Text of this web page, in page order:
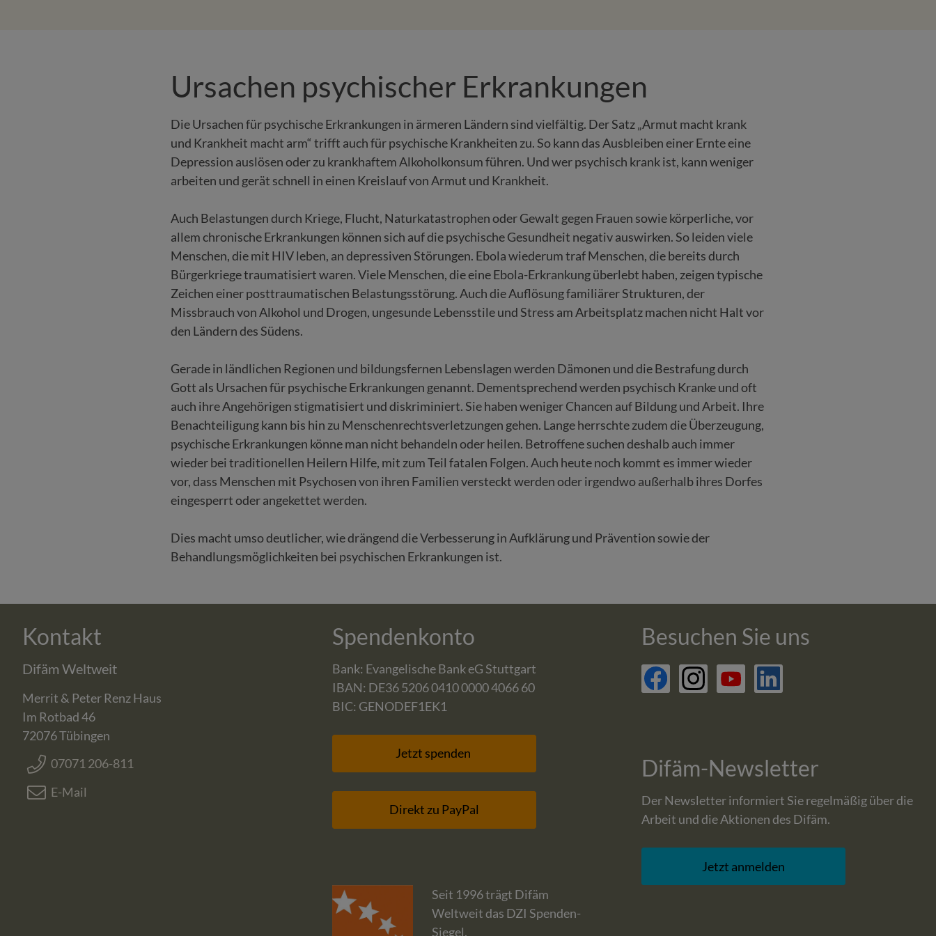
Ursachen psychischer Erkrankungen
Die Ursachen für psychische Erkrankungen in ärmeren Ländern sind vielfältig. Der Satz „Armut macht krank
und Krankheit macht arm“ trifft auch für psychische Krankheiten zu. So kann das Ausbleiben einer Ernte eine
Depression auslösen oder zu krankhaftem Alkoholkonsum führen. Und wer psychisch krank ist, kann weniger
arbeiten und gerät schnell in einen Kreislauf von Armut und Krankheit.
Auch Belastungen durch Kriege, Flucht, Naturkatastrophen oder Gewalt gegen Frauen sowie körperliche, vor
allem chronische Erkrankungen können sich auf die psychische Gesundheit negativ auswirken. So leiden viele
Menschen, die mit HIV leben, an depressiven Störungen. Ebola wiederum traf Menschen, die bereits durch
Bürgerkriege traumatisiert waren. Viele Menschen, die eine Ebola-Erkrankung überlebt haben, zeigen typische
Zeichen einer posttraumatischen Belastungsstörung. Auch die Auflösung familiärer Strukturen, der
Missbrauch von Alkohol und Drogen, ungesunde Lebensstile und Stress am Arbeitsplatz machen nicht Halt vor
den Ländern des Südens.
Gerade in ländlichen Regionen und bildungsfernen Lebenslagen werden Dämonen und die Bestrafung durch
Gott als Ursachen für psychische Erkrankungen genannt. Dementsprechend werden psychisch Kranke und oft
auch ihre Angehörigen stigmatisiert und diskriminiert. Sie haben weniger Chancen auf Bildung und Arbeit. Ihre
Benachteiligung kann bis hin zu Menschenrechtsverletzungen gehen. Lange herrschte zudem die Überzeugung,
psychische Erkrankungen könne man nicht behandeln oder heilen. Betroffene suchen deshalb auch immer
wieder bei traditionellen Heilern Hilfe, mit zum Teil fatalen Folgen. Auch heute noch kommt es immer wieder
vor, dass Menschen mit Psychosen von ihren Familien versteckt werden oder irgendwo außerhalb ihres Dorfes
eingesperrt oder angekettet werden.
Dies macht umso deutlicher, wie drängend die Verbesserung in Aufklärung und Prävention sowie der
Behandlungsmöglichkeiten bei psychischen Erkrankungen ist.
Kontakt
Difäm Weltweit
Merrit & Peter Renz Haus
Im Rotbad 46
72076Tübingen
07071 206-811
E-Mail
Spendenkonto
Bank: Evangelische Bank eG Stuttgart
IBAN: DE36 5206 0410 0000 4066 60
BIC: GENODEF1EK1
Jetzt spenden
Direkt zu PayPal
Seit 1996 trägt Difäm
Weltweit das DZI Spenden-
Siegel.
Besuchen Sie uns
Difäm-Newsletter
Der Newsletter informiert Sie regelmäßig über die
Arbeit und die Aktionen des Difäm.
Jetzt anmelden